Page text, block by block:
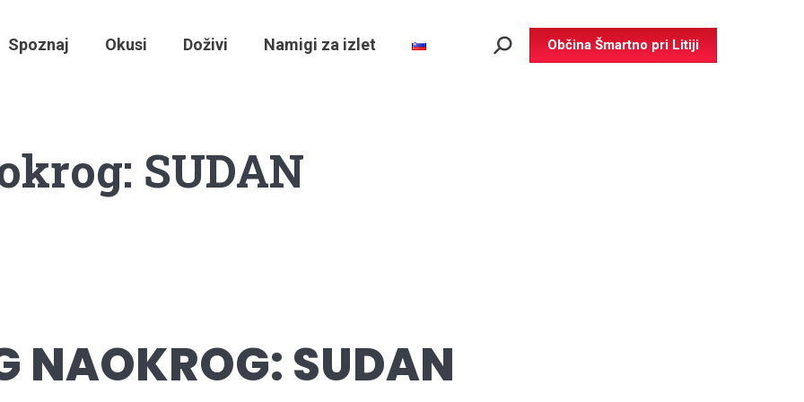
Spoznaj Okusi Doživi Namigi za izlet Search: Občina Šmartno pri Litiji
SUDAN
NAOKROG: SUDAN